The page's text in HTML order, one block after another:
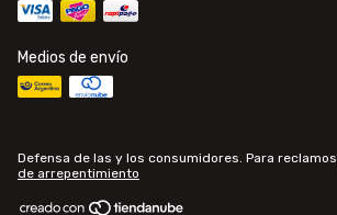
Medios de envío
Defensa de las y los consumidores. Para reclamos
de arrepentimiento